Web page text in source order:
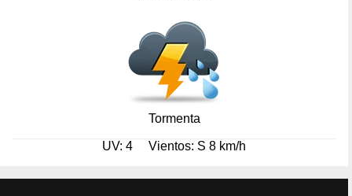
Tormenta
UV: 4 Vientos: S 8 km/h